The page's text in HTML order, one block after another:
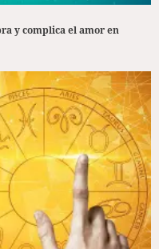
y complica el amor en